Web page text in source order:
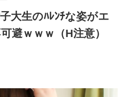
大生のﾊﾚﾝﾁな姿がエ
避ｗｗｗ（H注意）